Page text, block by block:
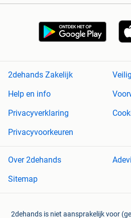
2dehands Zakelijk
Help en info
Privacyverklaring
Privacyvoorkeuren
Over 2dehands
Sitemap
2dehands is niet aansprakelijk voor